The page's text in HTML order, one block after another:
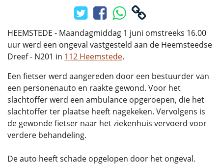
HEEMSTEDE - Maandagmiddag 1 juni omstreeks 16.00
uur werd een ongeval vastgesteld aan de Heemsteedse
Dreef - N201 in 112 Heemstede.
Een fietser werd aangereden door een bestuurder van
een personenauto en raakte gewond. Voor het
slachtoffer werd een ambulance opgeroepen, die het
slachtoffer ter plaatse heeft nagekeken. Vervolgens is
de gewonde fietser naar het ziekenhuis vervoerd voor
verdere behandeling.
De auto heeft schade opgelopen door het ongeval.